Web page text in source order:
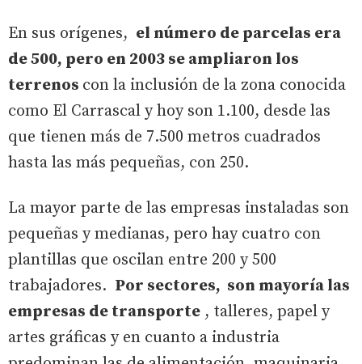
En sus orígenes, el número de parcelas era
de 500, pero en 2003 se ampliaron los
terrenos con la inclusión de la zona conocida
como El Carrascal y hoy son 1.100, desde las
que tienen más de 7.500 metros cuadrados
hasta las más pequeñas, con 250.
La mayor parte de las empresas instaladas son
pequeñas y medianas, pero hay cuatro con
plantillas que oscilan entre 200 y 500
trabajadores. Por sectores, son mayoría las
empresas de transporte , talleres, papel y
artes gráficas y en cuanto a industria